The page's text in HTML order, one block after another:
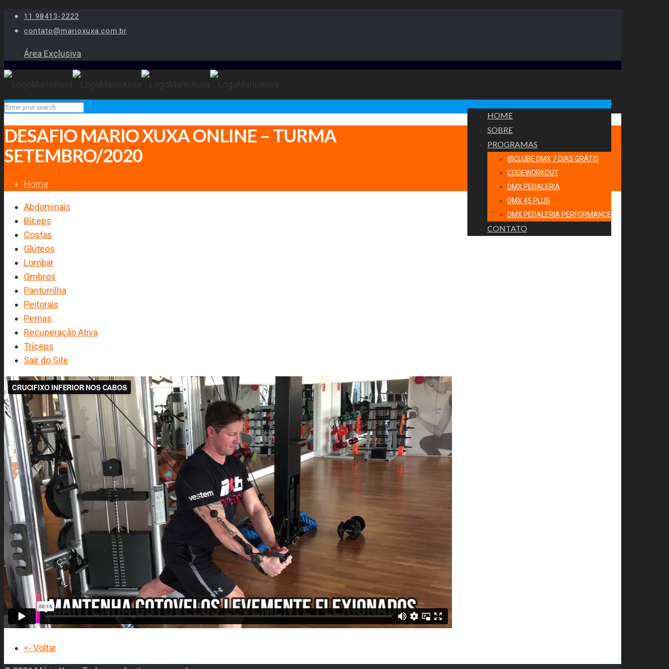
11 98413-2222
contato@marioxuxa.com.br
Área Exclusiva
HOME
SOBRE
PROGRAMAS
@CLUBE DMX 7 DIAS GRÁTIS
CODEWORKOUT
DMX PEDALERIA
DMX 45 PLUS
DMX PEDALERIA PERFORMANCE
CONTATO
DESAFIO MARIO XUXA ONLINE – TURMA
SETEMBRO/2020
Home
Abdominais
Bíceps
Costas
Glúteos
Lombar
Ombros
Panturrilha
Peitorais
Pernas
Recuperação Ativa
Tríceps
Sair do Site
<- Voltar